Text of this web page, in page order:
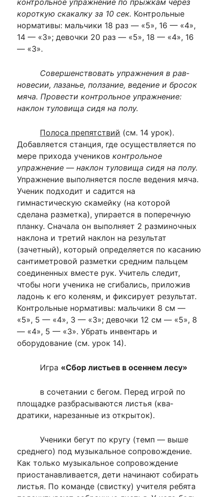
короткую скакалку за 10 сек. Контрольные
нормативы: мальчики 18 раз — «5», 16 — «4»,
14 — «3»; девочки 20 раз — «5», 18 — «4», 16
— «3».
Совершенствовать упражнения в рав­
новесии, лазанье, ползание, ведение и бро­сок
мяча. Провести контрольное упраж­нение:
наклон туловища сидя на полу.
Полоса препятствий (см. 14 урок).
Добавляется станция, где осуществля­ется по
мере прихода учеников кон­трольное
упражнение — наклон туло­вища сидя на полу.
Упражнение выпол­няется после ведения мяча.
Ученик под­ходит и садится на
гимнастическую ска­мейку (на которой
сделана разметка), упирается в поперечную
планку. Сна­чала он выполняет 2 разминочных
на­клона и третий наклон на результат
(зачетный), который определяется по касанию
сантиметровой разметки сред­ним пальцем
соединенных вместе рук. Учитель следит,
чтобы ноги ученика не сгибались, приложив
ладонь к его ко­леням, и фиксирует результат.
Кон­трольные нормативы: мальчики 8 см —
«5», 5 — «4», 3 — «3»; девочки 12 см — «5», 8
— «4», 5 — «3». Убрать инвентарь и
оборудование (см. урок 14).
Игра «Сбор листьев в осеннем лесу»
в сочетании с бегом. Перед игрой по
площадке разбрасываются листья (ква­
дратики, нарезанные из открыток).
Ученики бегут по кругу (темп — выше
среднего) под музыкальное со­провождение.
Как только музыкальное сопровождение
приостанавливается, дети начинают собирать
листья. По ко­манде (свистку) учителя ребята